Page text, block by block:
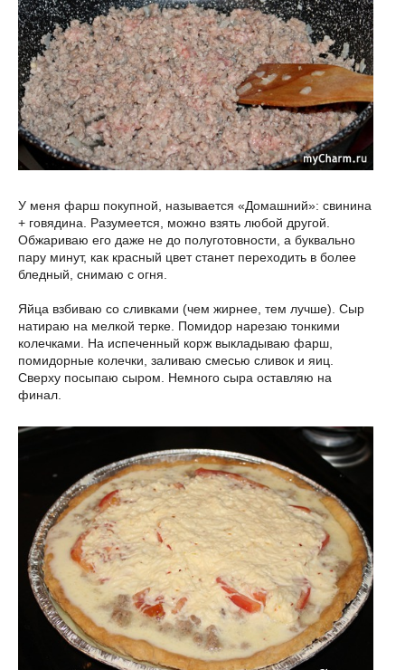
У меня фарш покупной, называется «Домашний»: свинина
+ говядина. Разумеется, можно взять любой другой.
Обжариваю его даже не до полуготовности, а буквально
пару минут, как красный цвет станет переходить в более
бледный, снимаю с огня.
Яйца взбиваю со сливками (чем жирнее, тем лучше). Сыр
натираю на мелкой терке. Помидор нарезаю тонкими
колечками. На испеченный корж выкладываю фарш,
помидорные колечки, заливаю смесью сливок и яиц.
Сверху посыпаю сыром. Немного сыра оставляю на
финал.